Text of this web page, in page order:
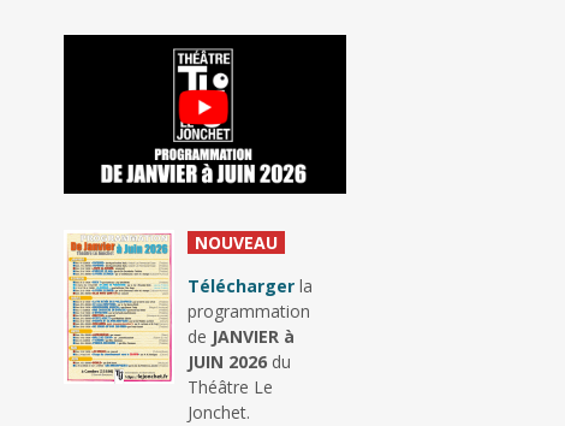
NOUVEAU
Télécharger la
programmation
de JANVIER à
JUIN 2026 du
Théâtre Le
Jonchet.